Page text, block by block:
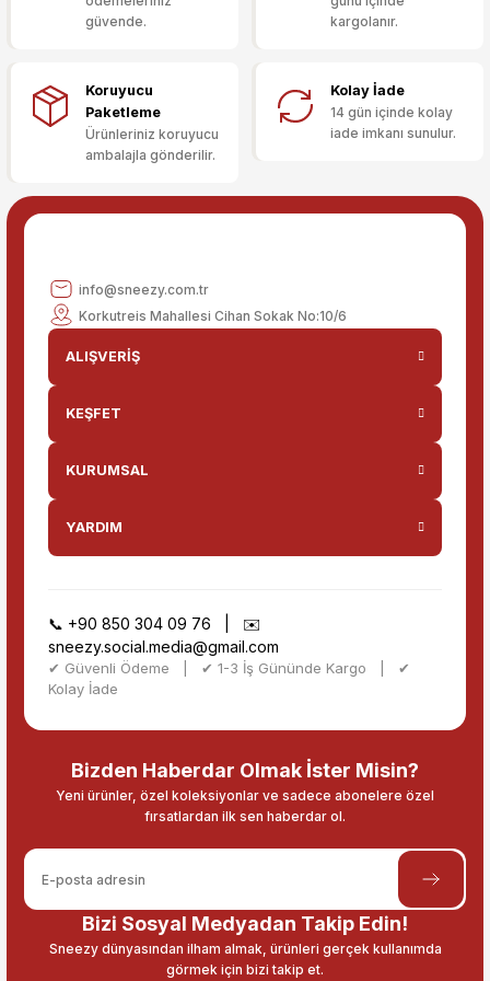
Ürün açıklamasında eksik bilgiler bulunuyor.
Ürün fiyatı diğer sitelerden daha pahalı.
Bu ürüne benzer farklı alternatifler olmalı.
güvende.
kargolanır.
Koruyucu
Paketleme
Ürünleriniz koruyucu
ambalajla gönderilir.
Kolay İade
14 gün içinde kolay
iade imkanı sunulur.
info@sneezy.com.tr
Korkutreis Mahallesi Cihan Sokak No:10/6
ALIŞVERİŞ
KEŞFET
KURUMSAL
YARDIM
📞 +90 850 304 09 76 | ✉️
sneezy.social.media@gmail.com
✔ Güvenli Ödeme | ✔ 1-3 İş Gününde Kargo | ✔
Kolay İade
Bizden Haberdar Olmak İster Misin?
Yeni ürünler, özel koleksiyonlar ve sadece abonelere özel
fırsatlardan ilk sen haberdar ol.
Bizi Sosyal Medyadan Takip Edin!
Sneezy dünyasından ilham almak, ürünleri gerçek kullanımda
görmek için bizi takip et.